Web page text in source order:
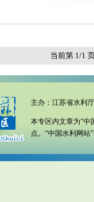
当前第 1/1
主办： 江苏省水利厅
本专区内文章为“中
点。“中国水利网站